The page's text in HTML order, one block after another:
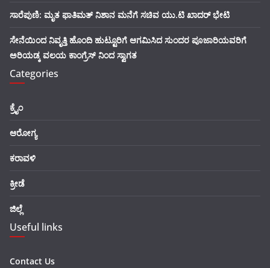
ಸಾರೆಪುಣಿ: ಮೃತ ಫಾತಿಮತ್ ನಿಶಾನ ಮನೆಗೆ ಸಚಿವ ಯು.ಟಿ ಖಾದರ್ ಭೇಟಿ
ಸೇನೆಯಿಂದ ನಿವೃತ್ತಿ ಹೊಂದಿ ಹುಟ್ಟೂರಿಗೆ ಆಗಮಿಸಿದ ಸುಂದರ ಪೂಜಾರಿಯವರಿಗೆ
ಅರಿಯಡ್ಕ ವಲಯ ಕಾಂಗ್ರೆಸ್ ನಿಂದ ಸ್ವಾಗತ
Categories
ಕ್ರೈಂ
ಆರೋಗ್ಯ
ಕರಾವಳಿ
ಕ್ರೀಡೆ
ಜಿಲ್ಲೆ
Useful links
Contact Us